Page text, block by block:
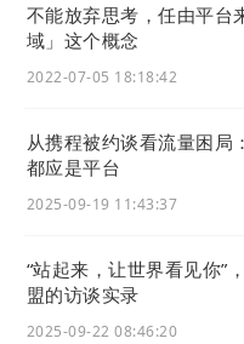
不能放弃思考，任由平台
域」这个概念
2022-07-05 18:18:42
从携程被约谈看流量困局
都应是平台
2025-09-19 11:43:37
“站起来，让世界看见你”
盟的访谈实录
2025-09-22 08:46:20